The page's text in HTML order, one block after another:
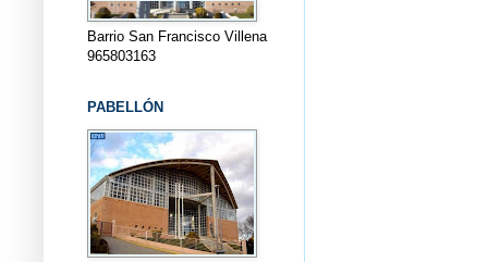
Barrio San Francisco Villena
965803163
PABELLÓN